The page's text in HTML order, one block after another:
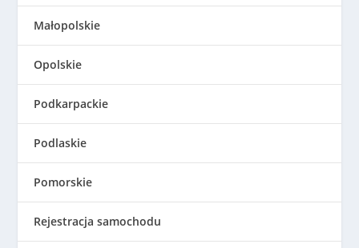
Małopolskie
Opolskie
Podkarpackie
Podlaskie
Pomorskie
Rejestracja samochodu